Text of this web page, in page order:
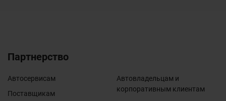
Партнерство
Автосервисам
Поставщикам
Автовладельцам и
корпоративным клиентам